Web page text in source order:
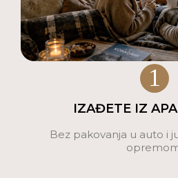
1
IZAĐETE IZ
Bez pakovanja u auto i